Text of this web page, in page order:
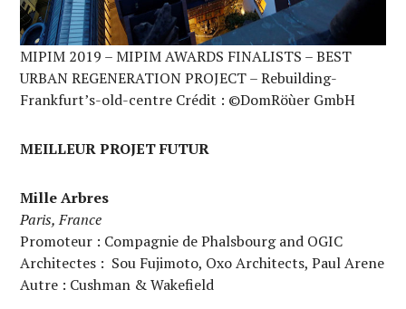
MIPIM 2019 – MIPIM AWARDS FINALISTS – BEST
URBAN REGENERATION PROJECT – Rebuilding-
Frankfurt’s-old-centre Crédit : ©DomRöùer GmbH
MEILLEUR PROJET FUTUR
Mille Arbres
Paris, France
Promoteur : Compagnie de Phalsbourg and OGIC
Architectes : Sou Fujimoto, Oxo Architects, Paul Arene
Autre : Cushman & Wakefield